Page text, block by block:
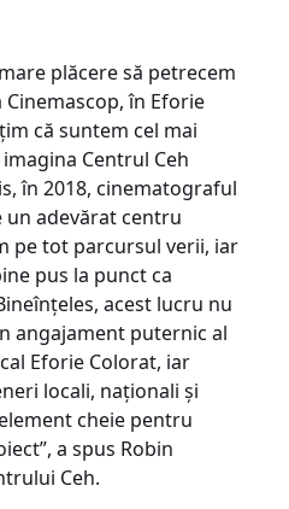
plăcere să petrecem
în Eforie
că suntem cel mai
Centrul Ceh
în 2018, cinematograful
un adevărat centru
pe tot parcursul verii, iar
pus la punct ca
acest lucru nu
angajament puternic al
Eforie Colorat, iar
locali, naționali și
cheie pentru
a spus Robin
Ceh.